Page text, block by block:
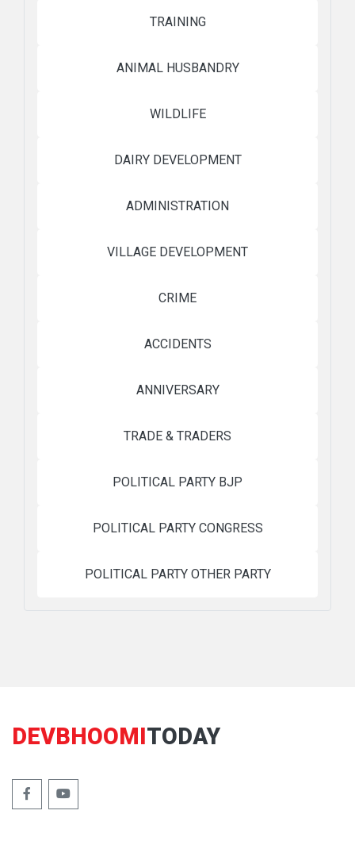
TRAINING
ANIMAL HUSBANDRY
WILDLIFE
DAIRY DEVELOPMENT
ADMINISTRATION
VILLAGE DEVELOPMENT
CRIME
ACCIDENTS
ANNIVERSARY
TRADE & TRADERS
POLITICAL PARTY BJP
POLITICAL PARTY CONGRESS
POLITICAL PARTY OTHER PARTY
DEVBHOOMITODAY